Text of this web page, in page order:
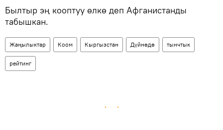
Былтыр эң кооптуу өлкө деп Афганистанды
табышкан.
Жаңылыктар Коом Кыргызстан Дүйнөдө тынчтык
рейтинг